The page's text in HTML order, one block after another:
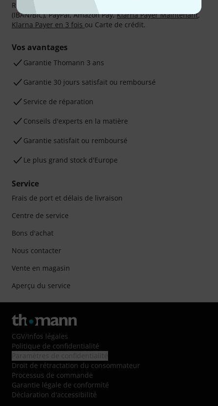
Réglez de manière sûre et sécurisée par Virement
(IBAN/BIC), PayPal, Amazon Pay,Klarna Payer Maintenant,
Klarna Payer en 3 fois ou Carte de crédit.
Vos avantages
Ga­ran­tie Thomann 3 ans
Garantie 30 jours satisfait ou remboursé
Service de réparation
Conseils d'experts en la matière
Garantie satisfait ou remboursé
Le plus grand stock d'Europe
Service
Frais de port et délais de livraison
Centre de service
Bons d'achat
Nous contacter
Vente en magasin
Aperçu du service
CGV/Infos légales
Politique de confidentialité
Droit de rétractation du consommateur
Processus de commande
Garantie légale de conformité
Déclaration d'accessibilité